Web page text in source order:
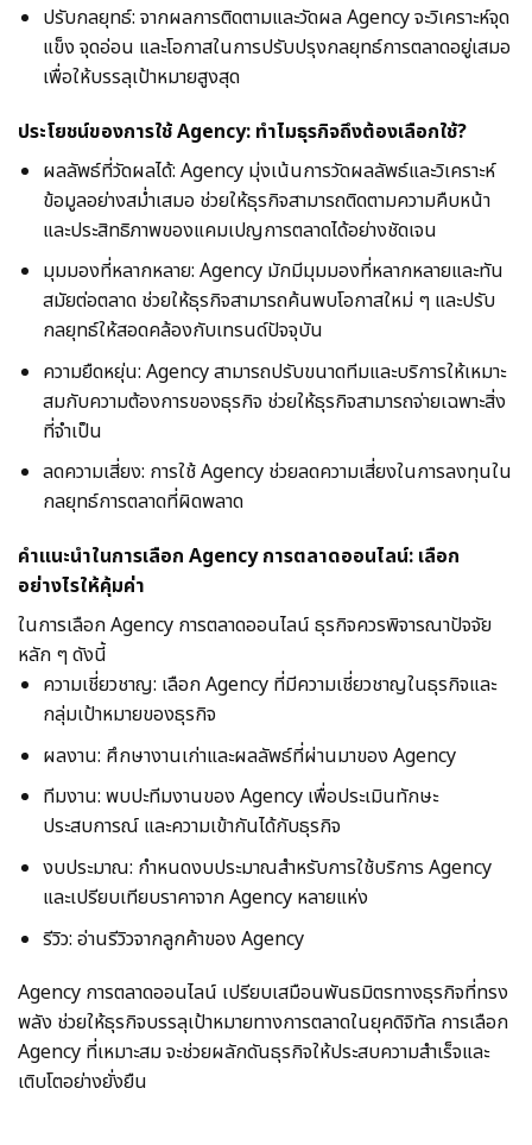
ปรับกลยุทธ์: จากผลการติดตามและวัดผล Agency จะวิเคราะห์จุด
แข็ง จุดอ่อน และโอกาสในการปรับปรุงกลยุทธ์การตลาดอยู่เสมอ
เพื่อให้บรรลุเป้าหมายสูงสุด
ประโยชน์ของการใช้ Agency: ทำไมธุรกิจถึงต้องเลือกใช้?
ผลลัพธ์ที่วัดผลได้: Agency มุ่งเน้นการวัดผลลัพธ์และวิเคราะห์
ข้อมูลอย่างสม่ำเสมอ ช่วยให้ธุรกิจสามารถติดตามความคืบหน้า
และประสิทธิภาพของแคมเปญการตลาดได้อย่างชัดเจน
มุมมองที่หลากหลาย: Agency มักมีมุมมองที่หลากหลายและทัน
สมัยต่อตลาด ช่วยให้ธุรกิจสามารถค้นพบโอกาสใหม่ ๆ และปรับ
กลยุทธ์ให้สอดคล้องกับเทรนด์ปัจจุบัน
ความยืดหยุ่น: Agency สามารถปรับขนาดทีมและบริการให้เหมาะ
สมกับความต้องการของธุรกิจ ช่วยให้ธุรกิจสามารถจ่ายเฉพาะสิ่ง
ที่จำเป็น
ลดความเสี่ยง: การใช้ Agency ช่วยลดความเสี่ยงในการลงทุนใน
กลยุทธ์การตลาดที่ผิดพลาด
คำแนะนำในการเลือก Agency การตลาดออนไลน์: เลือก
อย่างไรให้คุ้มค่า
ในการเลือก Agency การตลาดออนไลน์ ธุรกิจควรพิจารณาปัจจัย
หลัก ๆ ดังนี้
ความเชี่ยวชาญ: เลือก Agency ที่มีความเชี่ยวชาญในธุรกิจและ
กลุ่มเป้าหมายของธุรกิจ
ผลงาน: ศึกษางานเก่าและผลลัพธ์ที่ผ่านมาของ Agency
ทีมงาน: พบปะทีมงานของ Agency เพื่อประเมินทักษะ
ประสบการณ์ และความเข้ากันได้กับธุรกิจ
งบประมาณ: กำหนดงบประมาณสำหรับการใช้บริการ Agency
และเปรียบเทียบราคาจาก Agency หลายแห่ง
รีวิว: อ่านรีวิวจากลูกค้าของ Agency
Agency การตลาดออนไลน์ เปรียบเสมือนพันธมิตรทางธุรกิจที่ทรง
พลัง ช่วยให้ธุรกิจบรรลุเป้าหมายทางการตลาดในยุคดิจิทัล การเลือก
Agency ที่เหมาะสม จะช่วยผลักดันธุรกิจให้ประสบความสำเร็จและ
เติบโตอย่างยั่งยืน